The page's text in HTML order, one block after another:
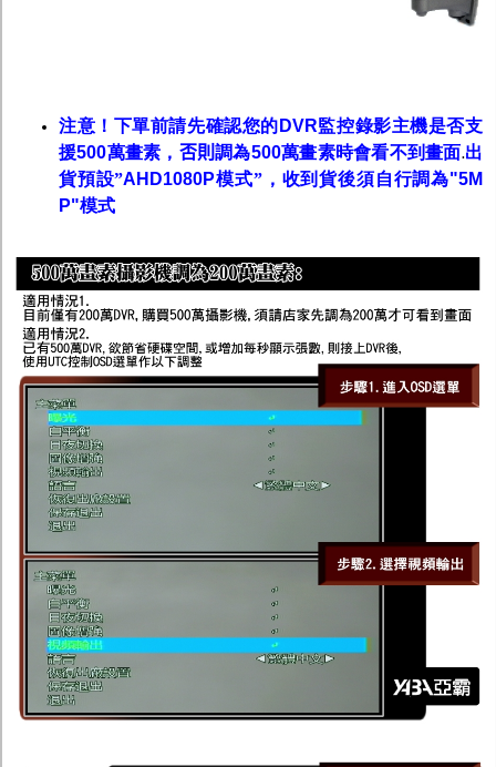
注意！下單前請先確認您的 DVR監控錄影主機是否支
援500萬畫素， 否則調為500萬畫素時會看不到畫面.出
貨預設”AHD1080P模式”，收到貨後須自行調為"5M
P"模式